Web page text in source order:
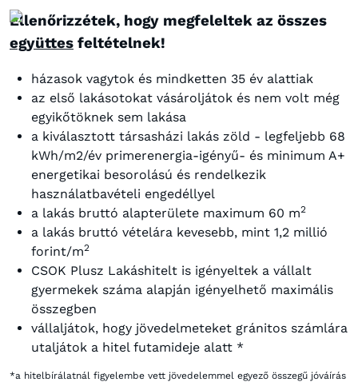
Befektetőknek
Netbank
Ellenőrizzétek, hogy megfeleltek az összes
együttes feltételnek!
házasok vagytok és mindketten 35 év alattiak
az első lakásotokat vásároljátok és nem volt még
egyikőtöknek sem lakása
a kiválasztott társasházi lakás zöld - legfeljebb 68
kWh/m2/év primerenergia-igényű- és minimum A+
energetikai besorolású és rendelkezik
használatbavételi engedéllyel
a lakás bruttó alapterülete maximum 60 m2
a lakás bruttó vételára kevesebb, mint 1,2 millió
forint/m2
CSOK Plusz Lakáshitelt is igényeltek a vállalt
gyermekek száma alapján igényelhető maximális
összegben
vállaljátok, hogy jövedelmeteket gránitos számlára
utaljátok a hitel futamideje alatt *
*a hitelbírálatnál figyelembe vett jövedelemmel egyező összegű jóváírás